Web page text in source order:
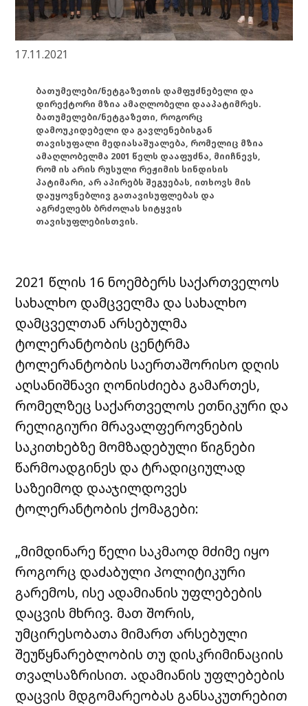
17.11.2021
ბათუმელები/ნეტგაზეთის დამფუძნებელი და
დირექტორი მზია ამაღლობელი დააპატიმრეს.
ბათუმელები/ნეტგაზეთი, როგორც
დამოუკიდებელი და გავლენებისგან
თავისუფალი მედიასაშუალება, რომელიც მზია
ამაღლობელმა 2001 წელს დააფუძნა, მიიჩნევს,
რომ ის არის რუსული რეჟიმის სინდისის
პატიმარი, არ აპირებს შეგუებას, ითხოვს მის
დაუყოვნებლივ გათავისუფლებას და
აგრძელებს ბრძოლას სიტყვის
თავისუფლებისთვის.
2021 წლის 16 ნოემბერს საქართველოს
სახალხო დამცველმა და სახალხო
დამცველთან არსებულმა
ტოლერანტობის ცენტრმა
ტოლერანტობის საერთაშორისო დღის
აღსანიშნავი ღონისძიება გამართეს,
რომელზეც საქართველოს ეთნიკური და
რელიგიური მრავალფეროვნების
საკითხებზე მომზადებული წიგნები
წარმოადგინეს და ტრადიციულად
საზეიმოდ დააჯილდოვეს
ტოლერანტობის ქომაგები:
„მიმდინარე წელი საკმაოდ მძიმე იყო
როგორც დაძაბული პოლიტიკური
გარემოს, ისე ადამიანის უფლებების
დაცვის მხრივ. მათ შორის,
უმცირესობათა მიმართ არსებული
შეუწყნარებლობის თუ დისკრიმინაციის
თვალსაზრისით. ადამიანის უფლებების
დაცვის მდგომარეობას განსაკუთრებით